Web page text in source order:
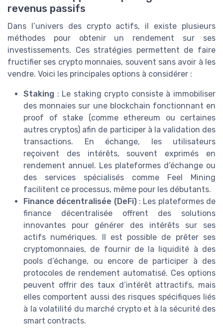
revenus passifs
Dans l’univers des crypto actifs, il existe plusieurs
méthodes pour obtenir un rendement sur ses
investissements. Ces stratégies permettent de faire
fructifier ses crypto monnaies, souvent sans avoir à les
vendre. Voici les principales options à considérer :
Staking : Le staking crypto consiste à immobiliser
des monnaies sur une blockchain fonctionnant en
proof of stake (comme ethereum ou certaines
autres cryptos) afin de participer à la validation des
transactions. En échange, les utilisateurs
reçoivent des intérêts, souvent exprimés en
rendement annuel. Les plateformes d’échange ou
des services spécialisés comme Feel Mining
facilitent ce processus, même pour les débutants.
Finance décentralisée (DeFi): Les plateformes de
finance décentralisée offrent des solutions
innovantes pour générer des intérêts sur ses
actifs numériques. Il est possible de prêter ses
cryptomonnaies, de fournir de la liquidité à des
pools d’échange, ou encore de participer à des
protocoles de rendement automatisé. Ces options
peuvent offrir des taux d’intérêt attractifs, mais
elles comportent aussi des risques spécifiques liés
à la volatilité du marché crypto et à la sécurité des
smart contracts.